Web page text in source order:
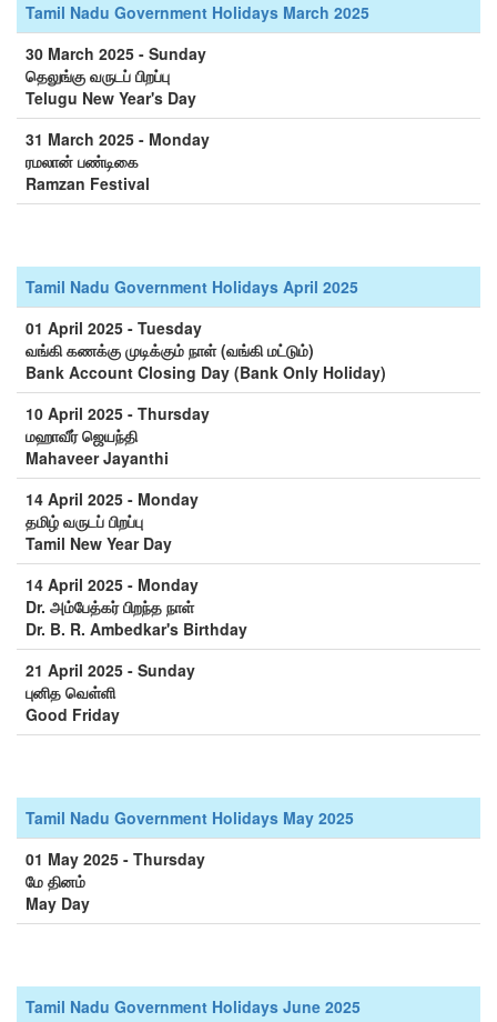
Tamil Nadu Government Holidays March 2025
30 March 2025 - Sunday
தெலுங்கு வருடப் பிறப்பு
Telugu New Year's Day
31 March 2025 - Monday
ரமலான் பண்டிகை
Ramzan Festival
Tamil Nadu Government Holidays April 2025
01 April 2025 - Tuesday
வங்கி கணக்கு முடிக்கும் நாள் (வங்கி மட்டும்)
Bank Account Closing Day (Bank Only Holiday)
10 April 2025 - Thursday
மஹாவீர் ஜெயந்தி
Mahaveer Jayanthi
14 April 2025 - Monday
தமிழ் வருடப் பிறப்பு
Tamil New Year Day
14 April 2025 - Monday
Dr. அம்பேத்கர் பிறந்த நாள்
Dr. B. R. Ambedkar's Birthday
21 April 2025 - Sunday
புனித வெள்ளி
Good Friday
Tamil Nadu Government Holidays May 2025
01 May 2025 - Thursday
மே தினம்
May Day
Tamil Nadu Government Holidays June 2025